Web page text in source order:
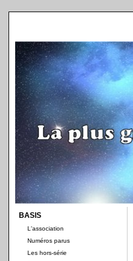
BASIS
L'association
Numéros parus
Les hors-série